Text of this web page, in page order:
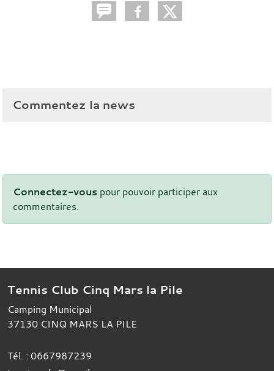
Commentez la news
Connectez-vous pour pouvoir participer aux
commentaires.
Tennis Club Cinq Mars la Pile
Camping Municipal
37130 CINQ MARS LA PILE
Tél. : 0667987239